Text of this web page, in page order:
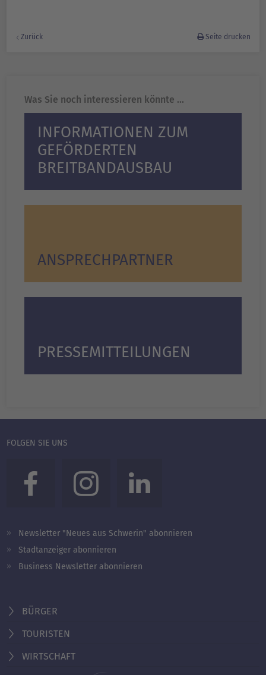
Zurück Seite drucken
Was Sie noch interessieren könnte ...
INFORMATIONEN ZUM
GEFÖRDERTEN
BREITBANDAUSBAU
ANSPRECHPARTNER
PRESSEMITTEILUNGEN
FOLGEN SIE UNS
Newsletter "Neues aus Schwerin" abonnieren
Stadtanzeiger abonnieren
Business Newsletter abonnieren
BÜRGER
TOURISTEN
WIRTSCHAFT